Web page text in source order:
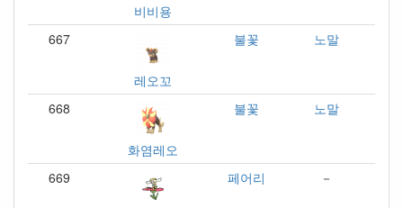
비비용
667
레오꼬
불꽃 노말
668
화염레오
불꽃 노말
669 페어리 －